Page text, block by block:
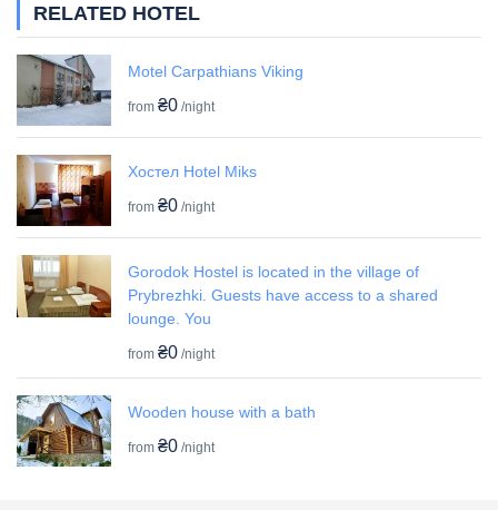
RELATED HOTEL
Motel Carpathians Viking
from ₴0 /night
Хостел Hotel Miks
from ₴0 /night
Gorodok Hostel is located in the village of
Prybrezhki. Guests have access to a shared
lounge. You
from ₴0 /night
Wooden house with a bath
from ₴0 /night